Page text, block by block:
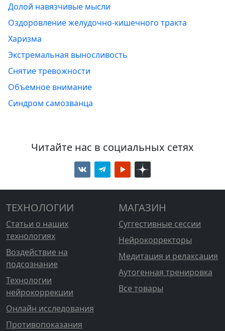
Долой навязчивые мысли
Оздоровление желудочно-кишечного тракта
Харизма
Экстремальная выносливость
Снятие тревожности
Объемное внимание
Синдром самозванца
Читайте нас в социальных сетях
ТЕХНОЛОГИИ
Статьи о наших
технологиях
Воздействие на
подсознание
Технологии
нейрокоррекции
Онлайн исследования
Противопоказания
МАГАЗИН
Суггестивные сессии
Нейрокорректоры
Медитация и релаксация
Аутогенная тренировка
Все товары